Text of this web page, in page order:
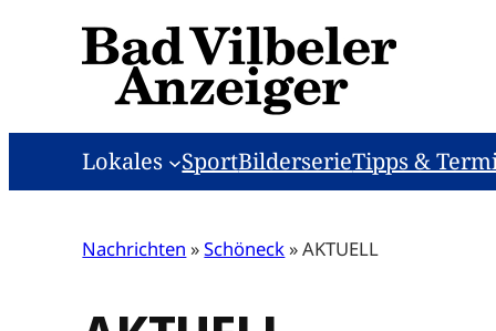
Lokales SportBilderserieTipps &
Nachrichten »Schöneck»AKTUELL